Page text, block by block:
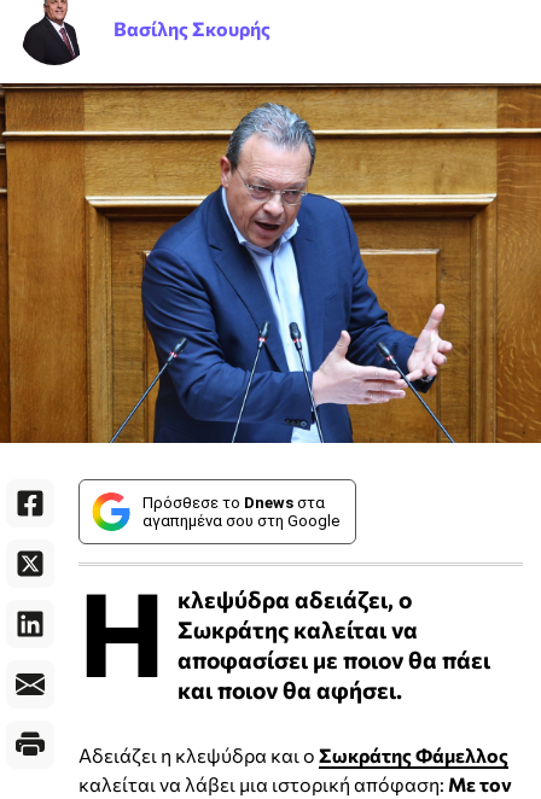
Βασίλης Σκουρής
Πρόσθεσε το Dnews στα
αγαπημένα σου στη Google
Η
κλεψύδρα αδειάζει, ο
Σωκράτης καλείται να
αποφασίσει με ποιον θα πάει
και ποιον θα αφήσει.
Αδειάζει η κλεψύδρα και ο Σωκράτης Φάμελλος
καλείται να λάβει μια ιστορική απόφαση: Με τον